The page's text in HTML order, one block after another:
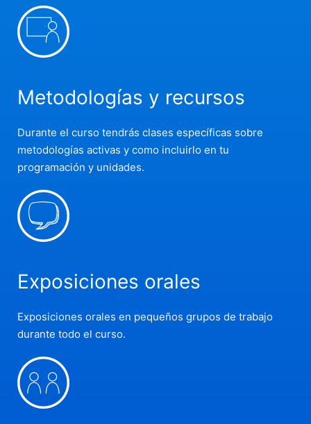
Metodologías y recursos
Durante el curso tendrás clases específicas sobre
metodologías activas y como incluirlo en tu
programación y unidades.
Exposiciones orales
Exposiciones orales en pequeños grupos de trabajo
durante todo el curso.